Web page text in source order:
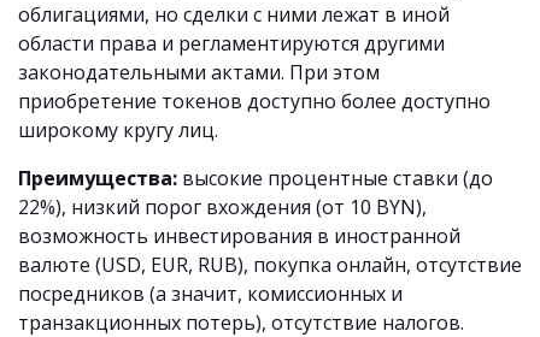
облигациями, но сделки с ними лежат в иной
области права и регламентируются другими
законодательными актами. При этом
приобретение токенов доступно более доступно
широкому кругу лиц.
Преимущества: высокие процентные ставки (до
22%), низкий порог вхождения (от 10 BYN),
возможность инвестирования в иностранной
валюте (USD, EUR, RUB), покупка онлайн, отсутствие
посредников (а значит, комиссионных и
транзакционных потерь), отсутствие налогов.